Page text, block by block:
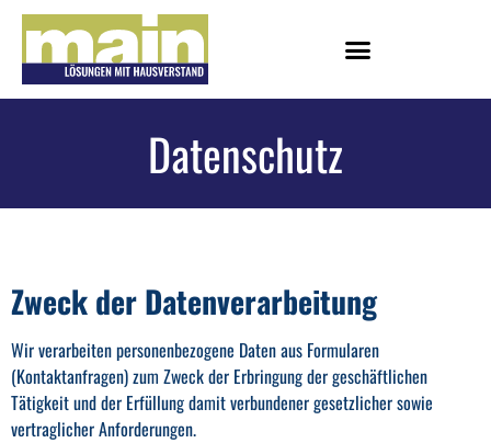
Datenschutz
Zweck der Datenverarbeitung
Wir verarbeiten personenbezogene Daten aus Formularen
(Kontaktanfragen) zum Zweck der Erbringung der geschäftlichen
Tätigkeit und der Erfüllung damit verbundener gesetzlicher sowie
vertraglicher Anforderungen.